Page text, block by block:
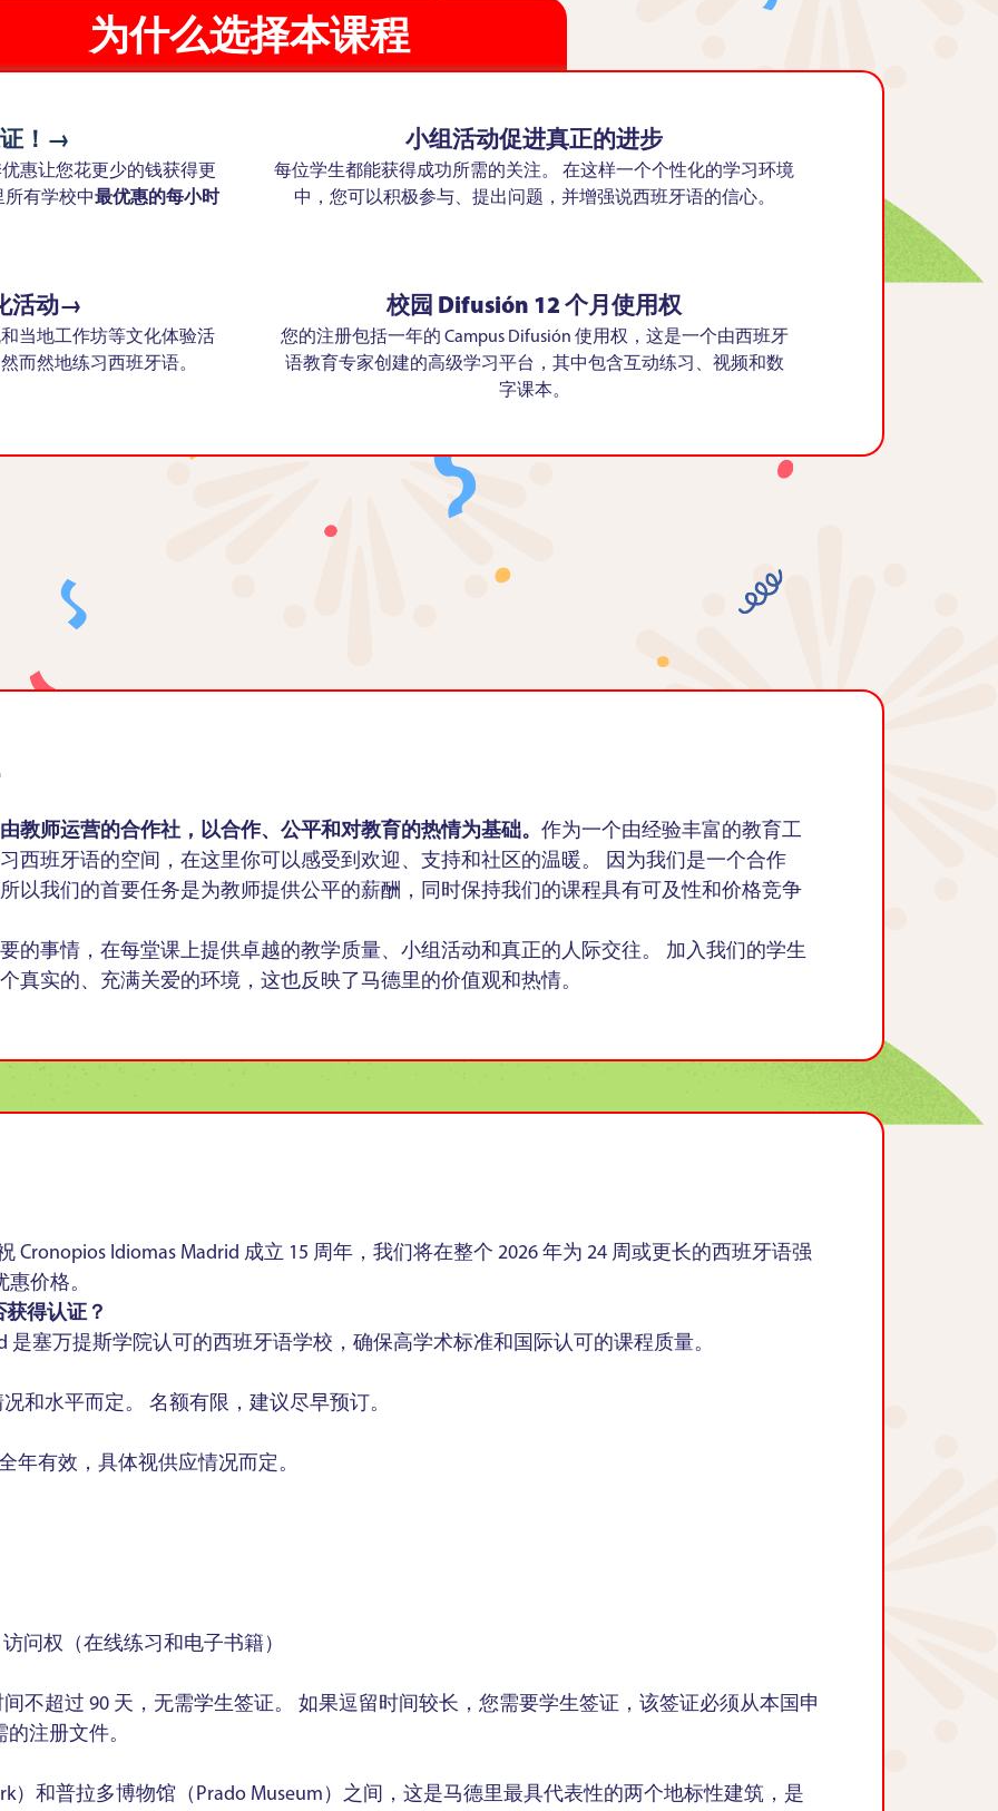
为什么选择本课程
证！→
惠让您花更少的钱获得更
有学校中最优惠的每小时
小组活动促进真正的进步
每位学生都能获得成功所需的关注。 在这样一个个性化的学习环境
中，您可以积极参与、提出问题，并增强说西班牙语的信心。
活动→
当地工作坊等文化体验活
而然地练习西班牙语。
校园 Difusión 12 个月使用权
您的注册包括一年的 Campus Difusión 使用权，这是一个由西班牙
语教育专家创建的高级学习平台，其中包含互动练习、视频和数
字课本。
教师运营的合作社，以合作、公平和对教育的热情为基础。 作为一个由经验丰富的教育工
西班牙语的空间，在这里你可以感受到欢迎、支持和社区的温暖。 因为我们是一个合作
以我们的首要任务是为教师提供公平的薪酬，同时保持我们的课程具有可及性和价格竞争
的事情，在每堂课上提供卓越的教学质量、小组活动和真正的人际交往。 加入我们的学生
真实的、充满关爱的环境，这也反映了马德里的价值观和热情。
Cronopios Idiomas Madrid 成立 15 周年，我们将在整个 2026 年为 24 周或更长的西班牙语强
价格。
得认证？
是塞万提斯学院认可的西班牙语学校，确保高学术标准和国际认可的课程质量。
和水平而定。 名额有限，建议尽早预订。
年有效，具体视供应情况而定。
问权（在线练习和电子书籍）
不超过 90 天，无需学生签证。 如果逗留时间较长，您需要学生签证，该签证必须从本国申
注册文件。
）和普拉多博物馆（Prado Museum）之间，这是马德里最具代表性的两个地标性建筑，是